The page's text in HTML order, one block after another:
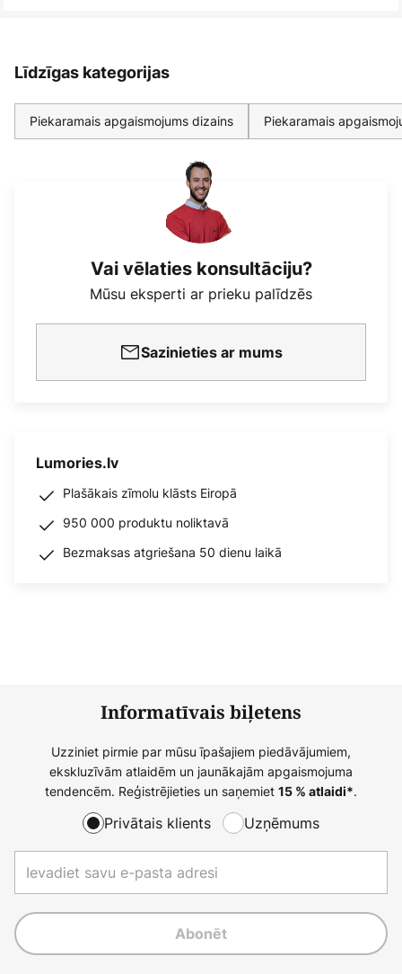
Līdzīgas kategorijas
Piekaramais apgaismojums dizains Piekaramais
Vai vēlaties konsultāciju?
Mūsu eksperti ar prieku palīdzēs
Sazinieties ar mums
Lumories.lv
Plašākais zīmolu klāsts Eiropā
950 000 produktu noliktavā
Bezmaksas atgriešana 50 dienu laikā
Informatīvais biļetens
Uzziniet pirmie par mūsu īpašajiem piedāvājumiem,
ekskluzīvām atlaidēm un jaunākajām apgaismojuma
tendencēm. Reģistrējieties un saņemiet 15 % atlaidi*.
Privātais klients Uzņēmums
Abonēt